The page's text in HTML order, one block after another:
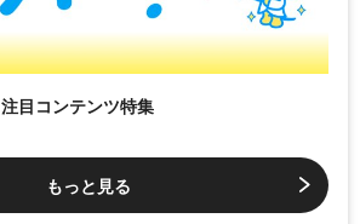
注目コンテンツ特集
もっと見る